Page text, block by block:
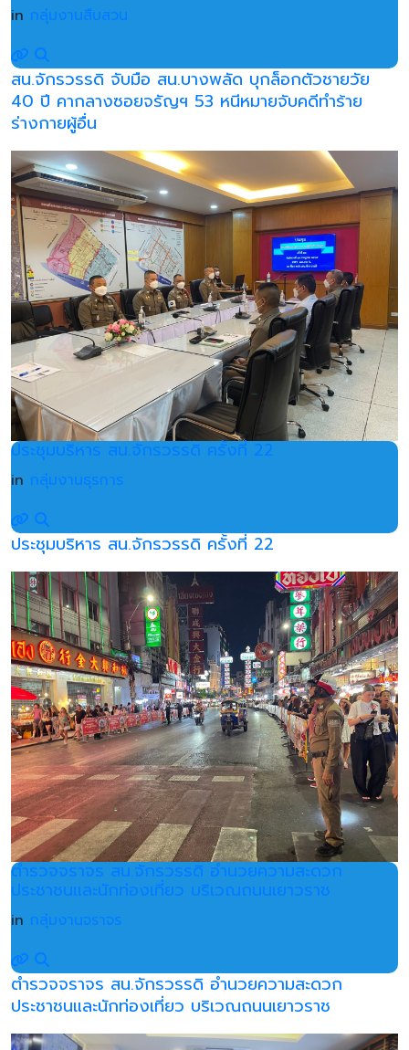
in กลุ่มงานสืบสวน
สน.จักรวรรดิ จับมือ สน.บางพลัด บุกล็อกตัวชายวัย
40 ปี คากลางซอยจรัญฯ 53 หนีหมายจับคดีทำร้าย
ร่างกายผู้อื่น
ประชุมบริหาร สน.จักรวรรดิ ครั้งที่ 22
in กลุ่มงานธุรการ
ประชุมบริหาร สน.จักรวรรดิ ครั้งที่ 22
ตำรวจจราจร สน.จักรวรรดิ อำนวยความสะดวก
ประชาชนและนักท่องเที่ยว บริเวณถนนเยาวราช
in กลุ่มงานจราจร
ตำรวจจราจร สน.จักรวรรดิ อำนวยความสะดวก
ประชาชนและนักท่องเที่ยว บริเวณถนนเยาวราช